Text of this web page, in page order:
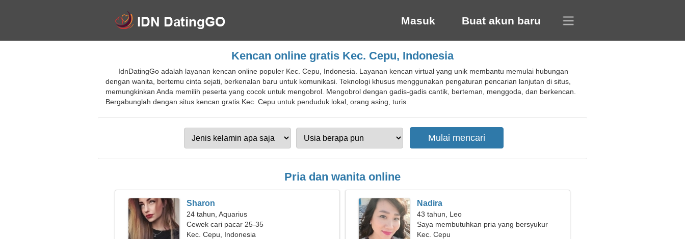
Masuk Buat akun baru
Kencan online gratis Kec. Cepu, Indonesia
IdnDatingGo adalah layanan kencan online populer Kec. Cepu, Indonesia. Layanan kencan virtual yang unik membantu memulai hubungan
dengan wanita, bertemu cinta sejati, berkenalan baru untuk komunikasi. Teknologi khusus menggunakan pengaturan pencarian lanjutan di situs,
memungkinkan Anda memilih peserta yang cocok untuk mengobrol. Mengobrol dengan gadis-gadis cantik, berteman, menggoda, dan berkencan.
Bergabunglah dengan situs kencan gratis Kec. Cepu untuk penduduk lokal, orang asing, turis.
Pria dan wanita online
Sharon
24 tahun, Aquarius
Cewek cari pacar 25-35
Kec. Cepu, Indonesia
Nadira
43 tahun, Leo
Saya membutuhkan pria yang bersyukur
untuk keluarga saya
Kec. Cepu